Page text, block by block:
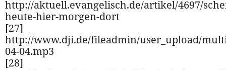
http://aktuell.evangelisch.de/artikel/4697/
heute-hier-morgen-dort
[27]
http://www.dji.de/fileadmin/user_upload/
04-04.mp3
[28]